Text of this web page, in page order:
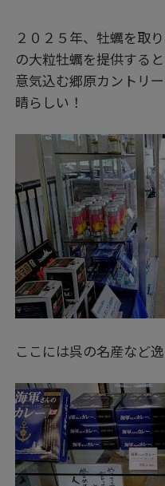
２０２５年、牡蠣を取
の大粒牡蠣を提供すると
意気込む郷原カントリ
晴らしい！
ここには呉の名産など